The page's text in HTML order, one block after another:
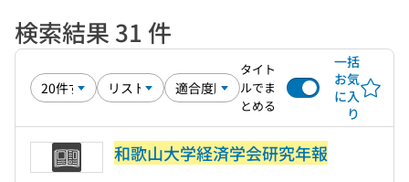
検索結果 31 件
タイト
ルでま
とめる
一括
お気
に入
り
和歌山大学経済学会研究年報